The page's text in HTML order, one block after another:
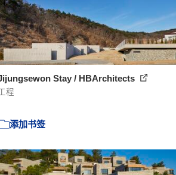
Stay / HBArchitects
程
添加书签